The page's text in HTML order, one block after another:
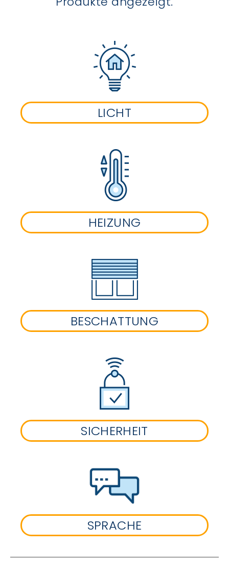
LICHT
HEIZUNG
BESCHATTUNG
SICHERHEIT
SPRACHE